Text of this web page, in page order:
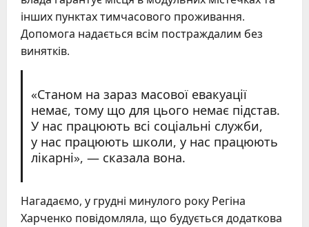
інших пунктах тимчасового проживання.
Допомога надається всім постраждалим без
винятків.
«Станом на зараз масової евакуації
немає, тому що для цього немає підстав.
У нас працюють всі соціальні служби,
у нас працюють школи, у нас працюють
лікарні», — сказала вона.
Нагадаємо, у грудні минулого року Регіна
Харченко повідомляла, що будується додаткова